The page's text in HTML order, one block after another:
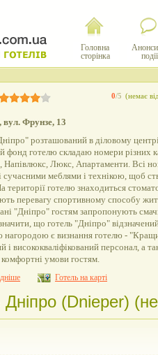
Головна
сторінка
події
0/5 (немає
, вул. Фрунзе, 13
розташований в діловому
фонд готелю складаю номери різних
Напівлюкс, Люкс, Апартаменти. Всі
сучасними меблями і технікою, щоб
території готелю знаходиться
перевагу спортивному способу
"Дніпро" гостям запропонують
що готель "Дніпро"
нагородою є визнання готелю -
і висококваліфікований персонал, а
комфортні умови гостям.
Готель на карті
Дніпро (Dnieper)